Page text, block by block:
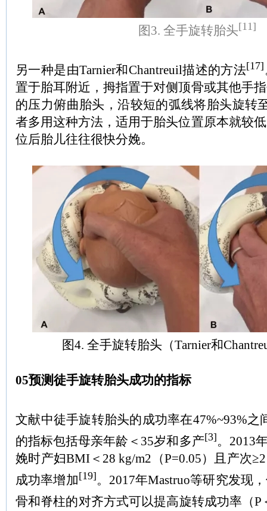
图3. 全手旋转胎头[11]
另一种是由Tarnier和Chantreuil描述的方法[17]
置于胎耳附近，拇指置于对侧顶骨或其他手
的压力俯曲胎头，沿较短的弧线将胎头旋转
者多用这种方法，适用于胎头位置原本就较
位后胎儿往往很快分娩。
图4. 全手旋转胎头（Tarnier和
05预测徒手旋转胎头成功的指标
文献中徒手旋转胎头的成功率在47%~93%之
的指标包括母亲年龄＜35岁和多产[3]。2013
娩时产妇BMI＜28 kg/m2（P=0.05）且产次
成功率增加[19]。2017年Mastruo等研究发现
骨和脊柱的对齐方式可以提高旋转成功率（P